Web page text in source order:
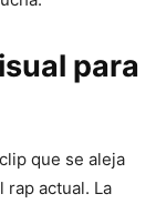
para
que se aleja
actual. La